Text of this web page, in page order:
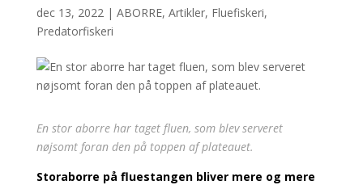
dec 13, 2022| ABORRE, Artikler, Fluefiskeri,
Predatorfiskeri
En stor aborre har taget fluen, som blev serveret
nøjsomt foran den på toppen af plateauet.
Storaborre på fluestangen bliver mere og mere